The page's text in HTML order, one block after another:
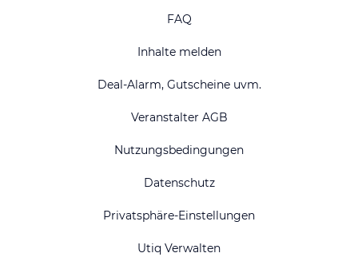
FAQ
Inhalte melden
Deal-Alarm, Gutscheine uvm.
Veranstalter AGB
Nutzungsbedingungen
Datenschutz
Privatsphäre-Einstellungen
Utiq Verwalten